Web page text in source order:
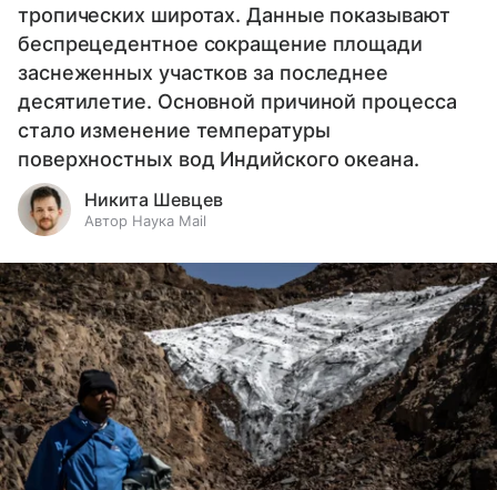
тропических широтах. Данные показывают
беспрецедентное сокращение площади
заснеженных участков за последнее
десятилетие. Основной причиной процесса
стало изменение температуры
поверхностных вод Индийского океана.
Никита Шевцев
Автор Наука Mail